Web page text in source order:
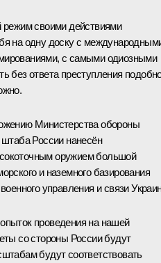
режим своими действиями
на одну доску с
с самыми одиозными
без ответа преступления
Министерства обороны
штаба России нанесён
оружием большой
и наземного базирования
управления и связи
проведения на нашей
со стороны России будут
будут соответствовать